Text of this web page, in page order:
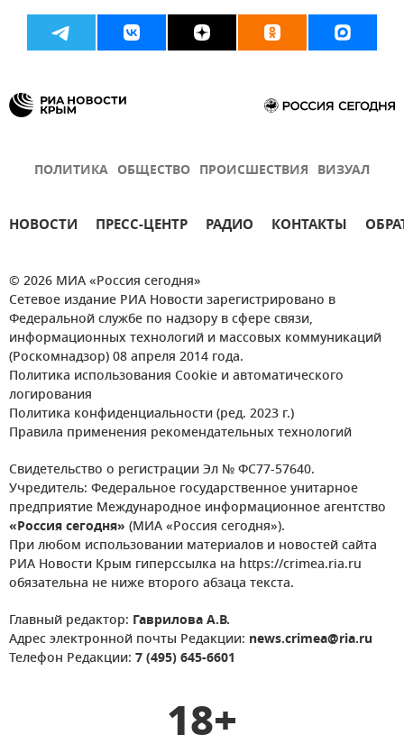
ПОЛИТИКА ОБЩЕСТВО ПРОИСШЕСТВИЯ ВИЗУАЛ
НОВОСТИ ПРЕСС-ЦЕНТР РАДИО КОНТАКТЫ
© 2026 МИА «Россия сегодня»
Сетевое издание РИА Новости зарегистрировано в
Федеральной службе по надзору в сфере связи,
информационных технологий и массовых коммуникаций
(Роскомнадзор) 08 апреля 2014 года.
Политика использования Cookie и автоматического
логирования
Политика конфиденциальности (ред. 2023 г.)
Правила применения рекомендательных технологий
Свидетельство о регистрации Эл № ФС77-57640.
Учредитель: Федеральное государственное унитарное
предприятие Международное информационное агентство
«Россия сегодня» (МИА «Россия сегодня»).
При любом использовании материалов и новостей сайта
РИА Новости Крым гиперссылка на https://crimea.ria.ru
обязательна не ниже второго абзаца текста.
Главный редактор: Гаврилова А.В.
Адрес электронной почты Редакции: news.crimea@ria.ru
Телефон Редакции: 7 (495) 645-6601